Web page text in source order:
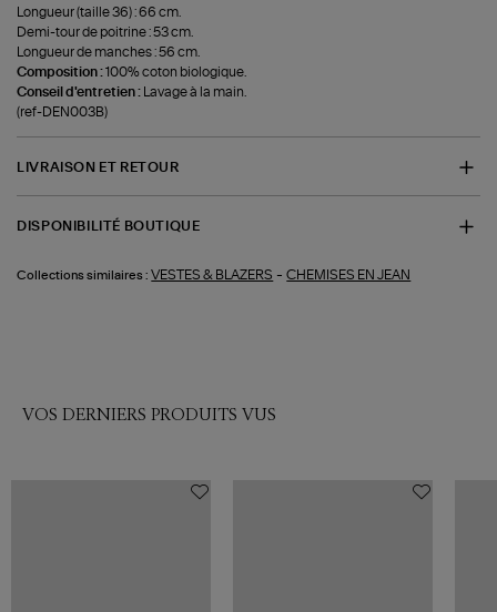
Longueur (taille 36) : 66 cm.
Demi-tour de poitrine : 53 cm.
Longueur de manches : 56 cm.
Composition :100% coton biologique.
Conseil d'entretien :
Lavage à la main.
(ref-DEN003B)
LIVRAISON ET RETOUR
DISPONIBILITÉ BOUTIQUE
Collections similaires : VESTES & BLAZERS -CHEMISES EN JEAN
VOS DERNIERS PRODUITS VUS